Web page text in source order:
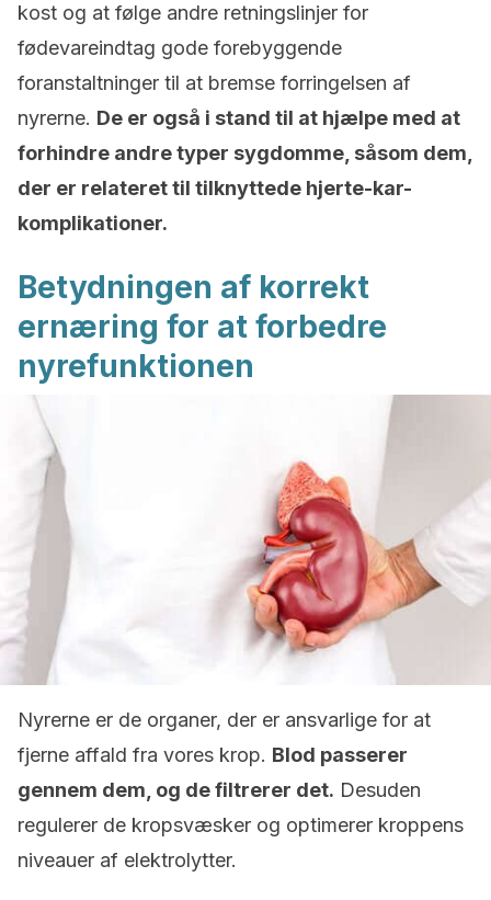
kost og at følge andre retningslinjer for
fødevareindtag gode forebyggende
foranstaltninger til at bremse forringelsen af
nyrerne. De er også i stand til at hjælpe med at
forhindre andre typer sygdomme, såsom dem,
der er relateret til tilknyttede hjerte-kar-
komplikationer.
Betydningen af ​​korrekt
ernæring for at forbedre
nyrefunktionen
Nyrerne er de organer, der er ansvarlige for at
fjerne affald fra vores krop. Blod passerer
gennem dem, og de filtrerer det. Desuden
regulerer de kropsvæsker og optimerer kroppens
niveauer af elektrolytter.